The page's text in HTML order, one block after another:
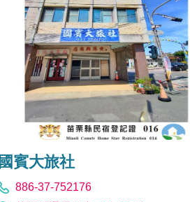
國賓大旅社
886-37-752176